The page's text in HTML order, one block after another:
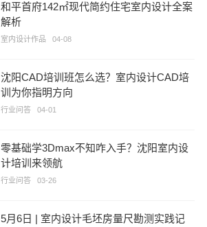
和平首府142㎡现代简约住宅室内设计全案
解析
室内设计作品 04-08
沈阳CAD培训班怎么选？室内设计CAD培
训为你指明方向
行业问答04-01
零基础学3Dmax不知咋入手？沈阳室内设
计培训来领航
行业问答03-26
5月6日 | 室内设计毛坯房量尺勘测实践记